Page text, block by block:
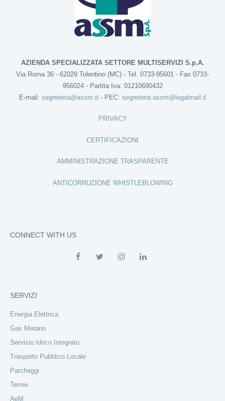
AZIENDA SPECIALIZZATA SETTORE MULTISERVIZI S.p.A.
Via Roma 36 - 62029 Tolentino (MC) - Tel. 0733-95601 - Fax 0733-
956024 - Partita Iva: 01210690432
E-mail: segreteria@assm.it- PEC: segreteria.assm@legalmail.it
PRIVACY
CERTIFICAZIONI
AMMINISTRAZIONE TRASPARENTE
ANTICORRUZIONE WHISTLEBLOWING
CONNECT WITH US
SERVIZI
Energia Elettrica
Gas Metano
Servizio Idrico Integrato
Trasporto Pubblico Locale
Parcheggi
Terme
AeM